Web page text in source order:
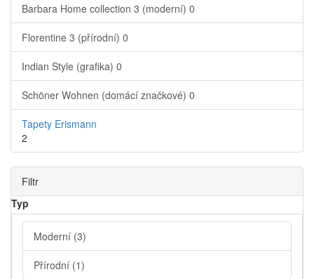
Barbara Home collection 3 (moderní) 0
Florentine 3 (přírodní) 0
Indian Style (grafika) 0
Schöner Wohnen (domácí značkové) 0
Tapety Erismann
2
Filtr
Typ
Moderní (3)
Přírodní (1)